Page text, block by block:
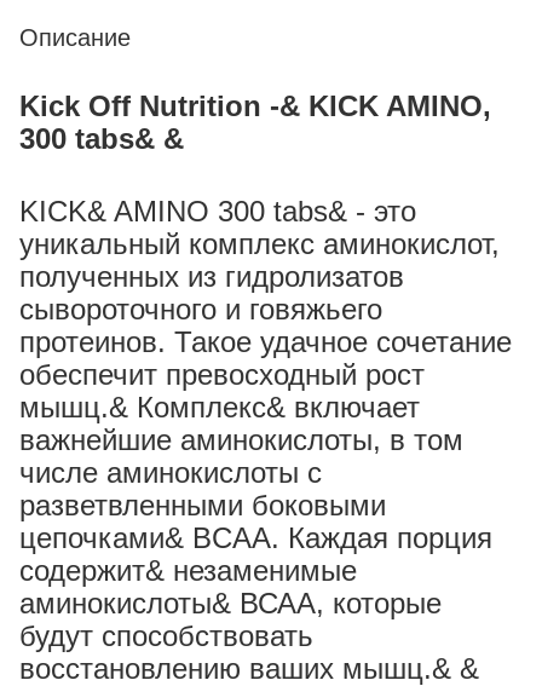
Описание
Kick Off Nutrition -& KICK AMINO,
300 tabs& &
KICK& AMINO 300 tabs& - это
уникальный комплекс аминокислот,
полученных из гидролизатов
сывороточного и говяжьего
протеинов. Такое удачное сочетание
обеспечит превосходный рост
мышц.& Комплекс& включает
важнейшие аминокислоты, в том
числе аминокислоты с
разветвленными боковыми
цепочками& BCAA. Каждая порция
содержит& незаменимые
аминокислоты& ВСАА, которые
будут способствовать
восстановлению ваших мышц.& &